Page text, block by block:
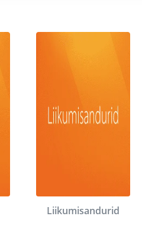
Liikumisandurid